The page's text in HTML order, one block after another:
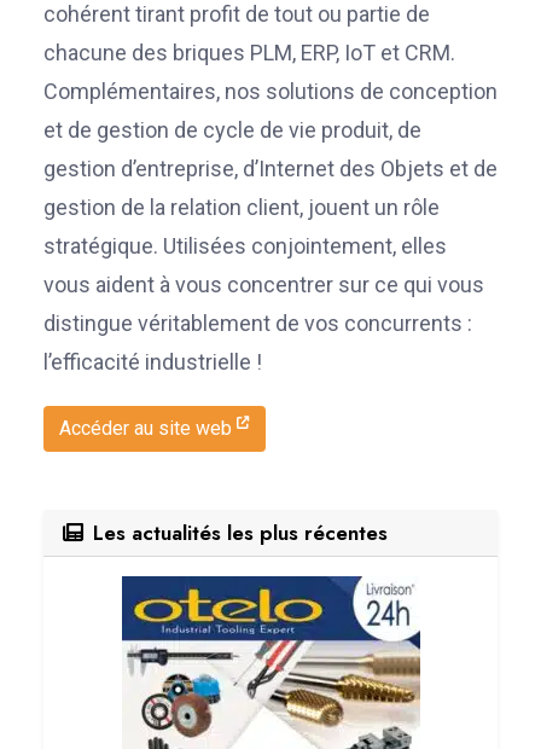
cohérent tirant profit de tout ou partie de
chacune des briques PLM, ERP, IoT et CRM.
Complémentaires, nos solutions de conception
et de gestion de cycle de vie produit, de
gestion d’entreprise, d’Internet des Objets et de
gestion de la relation client, jouent un rôle
stratégique. Utilisées conjointement, elles
vous aident à vous concentrer sur ce qui vous
distingue véritablement de vos concurrents :
l’efficacité industrielle !
Accéder au site web
Les actualités les plus récentes